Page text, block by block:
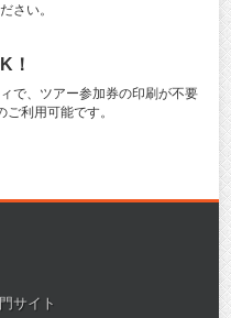
さい。
！
で、ツアー参加券の印刷が不要
利用可能です。
サイト